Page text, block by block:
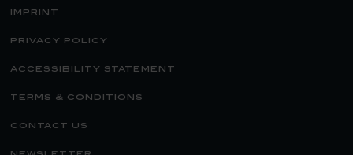
imprint
privacy policy
accessibility statement
terms & conditions
contact us